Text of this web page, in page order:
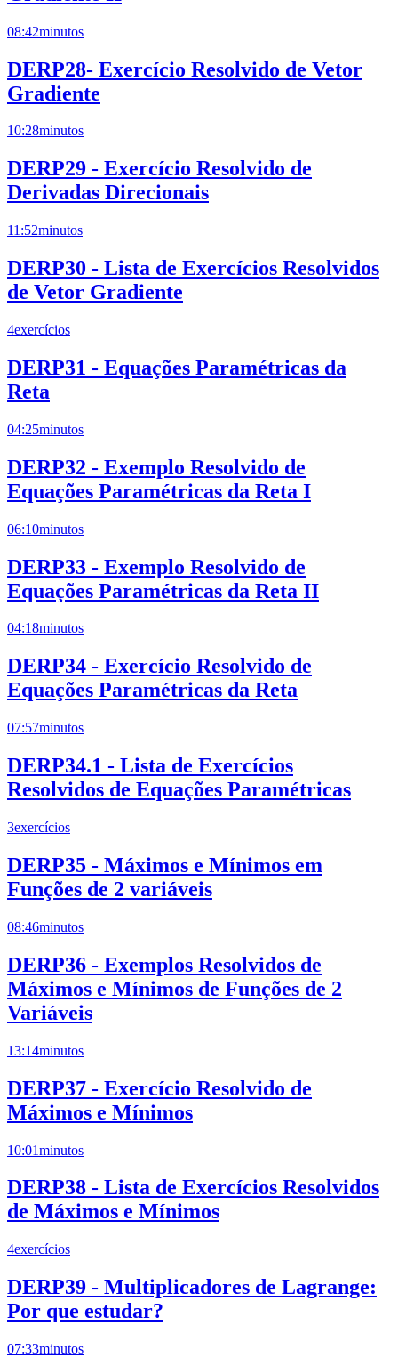
08:42minutos
DERP28- Exercício Resolvido de Vetor
Gradiente
10:28minutos
DERP29 - Exercício Resolvido de
Derivadas Direcionais
11:52minutos
DERP30 - Lista de Exercícios Resolvidos
de Vetor Gradiente
4exercícios
DERP31 - Equações Paramétricas da
Reta
04:25minutos
DERP32 - Exemplo Resolvido de
Equações Paramétricas da Reta I
06:10minutos
DERP33 - Exemplo Resolvido de
Equações Paramétricas da Reta II
04:18minutos
DERP34 - Exercício Resolvido de
Equações Paramétricas da Reta
07:57minutos
DERP34.1 - Lista de Exercícios
Resolvidos de Equações Paramétricas
3exercícios
DERP35 - Máximos e Mínimos em
Funções de 2 variáveis
08:46minutos
DERP36 - Exemplos Resolvidos de
Máximos e Mínimos de Funções de 2
Variáveis
13:14minutos
DERP37 - Exercício Resolvido de
Máximos e Mínimos
10:01minutos
DERP38 - Lista de Exercícios Resolvidos
de Máximos e Mínimos
4exercícios
DERP39 - Multiplicadores de Lagrange:
Por que estudar?
07:33minutos